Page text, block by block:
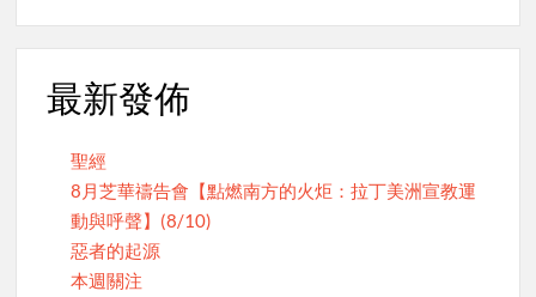
最新發佈
聖經
8月芝華禱告會【點燃南方的火炬：拉丁美洲宣教運
動與呼聲】(8/10)
惡者的起源
本週關注